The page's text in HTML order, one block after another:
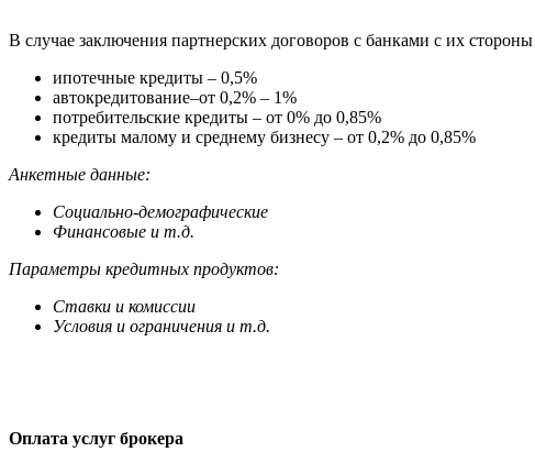
В случае заключения партнерских договоров с банками с их
ипотечные кредиты – 0,5%
автокредитование–от 0,2% – 1%
потребительские кредиты – от 0% до 0,85%
кредиты малому и среднему бизнесу – от 0,2% до 0,85%
Анкетные данные:
Социально-демографические
Финансовые и т.д.
Параметры кредитных продуктов:
Ставки и комиссии
Условия и ограничения и т.д.
Оплата услуг брокера